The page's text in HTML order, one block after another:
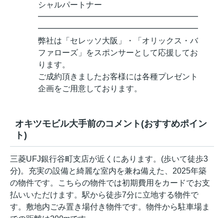
シャルパートナー
━━━━━━━━━━━━━━━━━━━━
━━━━━━━━━━━━━━━━━━━━
弊社は「セレッソ大阪」・「オリックス・バ
ファローズ」をスポンサーとして応援してお
ります。
ご成約頂きましたお客様には各種プレゼント
企画をご用意しております。
オキツモビル大手前のコメント(おすすめポイン
ト)
三菱UFJ銀行谷町支店が近くにあります。(歩いて徒歩3
分)。充実の設備と綺麗な室内を兼ね備えた、2025年築
の物件です。こちらの物件では初期費用をカードでお支
払いいただけます。駅から徒歩7分に立地する物件で
す。敷地内ごみ置き場付き物件です。物件から駐車場ま